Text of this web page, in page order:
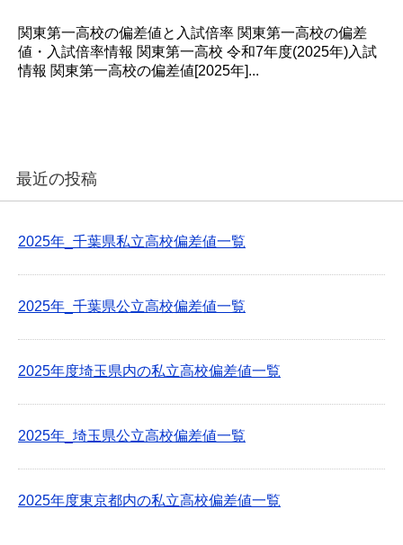
関東第一高校の偏差値と入試倍率 関東第一高校の偏差
値・入試倍率情報 関東第一高校 令和7年度(2025年)入試
情報 関東第一高校の偏差値[2025年]...
最近の投稿
2025年_千葉県私立高校偏差値一覧
2025年_千葉県公立高校偏差値一覧
2025年度埼玉県内の私立高校偏差値一覧
2025年_埼玉県公立高校偏差値一覧
2025年度東京都内の私立高校偏差値一覧